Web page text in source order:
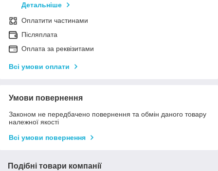
Детальніше
Оплатити частинами
Післяплата
Оплата за реквізитами
Всі умови оплати
Умови повернення
Законом не передбачено повернення та обмін даного товару
належної якості
Всі умови повернення
Подібні товари компанії